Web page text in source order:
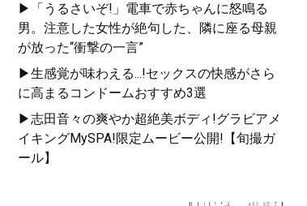
▶「うるさいぞ!」電車で赤ちゃんに怒鳴る
男。注意した女性が絶句した、隣に座る母親
が放った“衝撃の一言”
▶生感覚が味わえる...!セックスの快感がさら
に高まるコンドームおすすめ3選
▶志田音々の爽やか超絶美ボディ!グラビアメ
イキングMySPA!限定ムービー公開!【旬撮ガ
ール】